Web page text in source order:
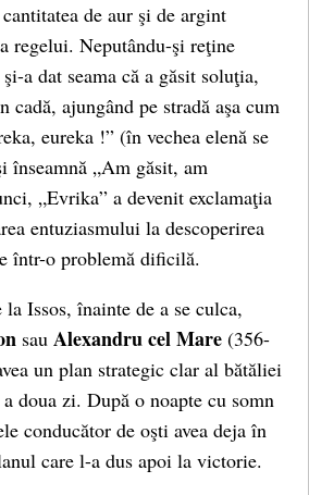
de aur şi de argint
regelui. Neputându-şi reţine
a dat seama că a găsit soluţia,
ajungând pe stradă aşa cum
eureka !” (în vechea elenă se
înseamnă „Am găsit, am
„Evrika” a devenit exclamaţia
entuziasmului la descoperirea
într-o problemă dificilă.
Issos, înainte de a se culca,
sau Alexandru cel Mare (356-
un plan strategic clar al bătăliei
a doua zi. După o noapte cu somn
conducător de oşti avea deja în
care l-a dus apoi la victorie.